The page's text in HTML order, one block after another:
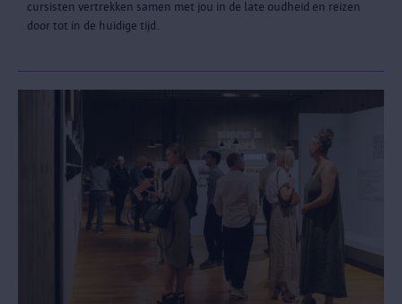
cursisten vertrekken samen met jou in de late oudheid en reizen
door tot in de huidige tijd.